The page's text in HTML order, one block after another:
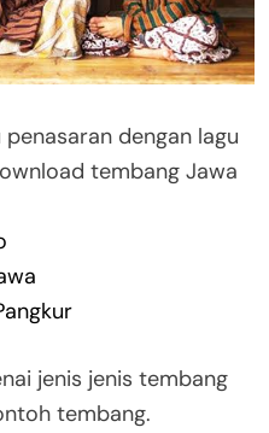
dengan lagu
tembang Jawa
jenis jenis tembang
tembang.